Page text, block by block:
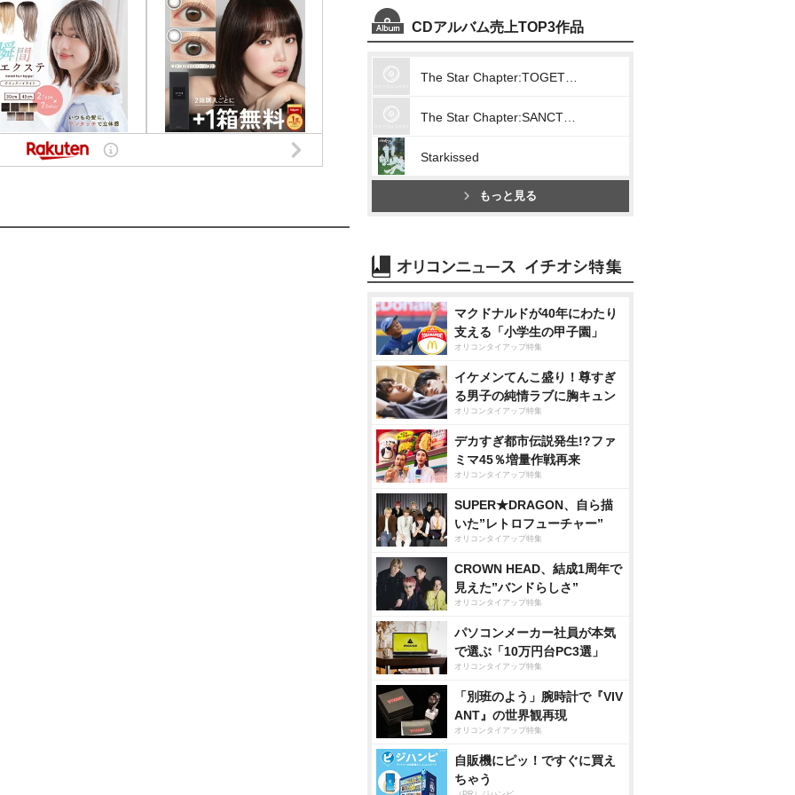
CDアルバム売上TOP3作品
Starkissed
もっと見る
マクドナルドが40年にわたり
支える「小学生の甲子園」
オリコンタイアップ特集
イケメンてんこ盛り！尊すぎ
る男子の純情ラブに胸キュン
オリコンタイアップ特集
デカすぎ都市伝説発生!?ファ
ミマ45％増量作戦再来
オリコンタイアップ特集
SUPER★DRAGON、自ら描
いた”レトロフューチャー”
オリコンタイアップ特集
CROWN HEAD、結成1周年で
見えた”バンドらしさ”
オリコンタイアップ特集
パソコンメーカー社員が本気
で選ぶ「10万円台PC3選」
オリコンタイアップ特集
「別班のよう」腕時計で『VIV
ANT』の世界観再現
オリコンタイアップ特集
自販機にピッ！ですぐに買え
ちゃう